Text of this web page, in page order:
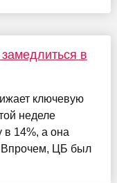
в
ключевую
неделе
в 14%, а она
Впрочем, ЦБ был